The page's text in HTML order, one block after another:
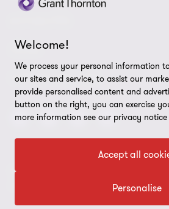
Événements et webinaires
Responsabilité sociale d’entreprise
Services
Carrières
Gouvernance
Diversité, équité et inclusion
Nouvelles / communiqués
Dans les médias
Réalisations
LÉGAL
Notes légales
Politique de confidentialité
Paramètres des témoins
Protection des données
Ligne de signalement
CONNECTEZ SUR
© 2026 Raymond Chabot Grant Thornton.
sociétés affiliées - Tous droits réservés.
Welcome!
We process your personal information
our sites and service, to assist our
provide personalised content and
button on the right, you can exercise
more information see our privacy notice
Accept all
Personalise